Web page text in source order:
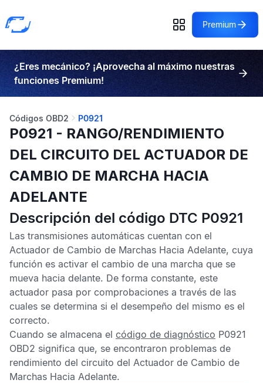
Premium
¿Eres mecánico? ¡Aprovecha al máximo nuestras
funciones Premium!
Códigos OBD2 P0921
P0921 - RANGO/RENDIMIENTO
DEL CIRCUITO DEL ACTUADOR DE
CAMBIO DE MARCHA HACIA
ADELANTE
Descripción del código DTC P0921
Las transmisiones automáticas cuentan con el
Actuador de Cambio de Marchas Hacia Adelante, cuya
función es activar el cambio de una marcha que se
mueva hacia delante. De forma constante, este
actuador pasa por comprobaciones a través de las
cuales se determina si el desempeño del mismo es el
correcto.
Cuando se almacena el código de diagnóstico P0921
OBD2 significa que, se encontraron problemas de
rendimiento del circuito del Actuador de Cambio de
Marchas Hacia Adelante.